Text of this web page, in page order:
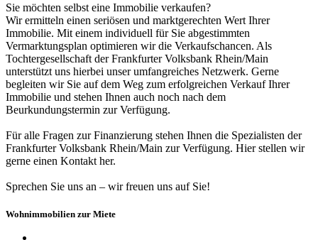
Sie möchten selbst eine Immobilie verkaufen?
Wir ermitteln einen seriösen und marktgerechten Wert Ihrer
Immobilie. Mit einem individuell für Sie abgestimmten
Vermarktungsplan optimieren wir die Verkaufschancen. Als
Tochtergesellschaft der Frankfurter Volksbank Rhein/Main
unterstützt uns hierbei unser umfangreiches Netzwerk. Gerne
begleiten wir Sie auf dem Weg zum erfolgreichen Verkauf Ihrer
Immobilie und stehen Ihnen auch noch nach dem
Beurkundungstermin zur Verfügung.
Für alle Fragen zur Finanzierung stehen Ihnen die Spezialisten der
Frankfurter Volksbank Rhein/Main zur Verfügung. Hier stellen wir
gerne einen Kontakt her.
Sprechen Sie uns an – wir freuen uns auf Sie!
Wohnimmobilien zur Miete